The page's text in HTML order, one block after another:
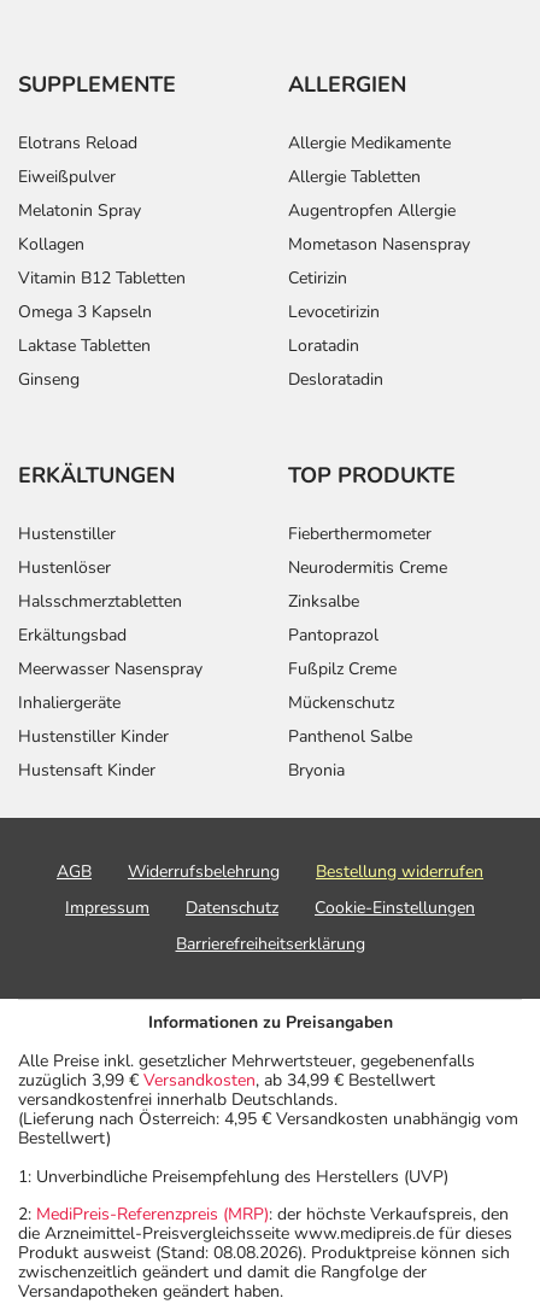
SUPPLEMENTE
Elotrans Reload
Eiweißpulver
Melatonin Spray
Kollagen
Vitamin B12 Tabletten
Omega 3 Kapseln
Laktase Tabletten
Ginseng
ALLERGIEN
Allergie Medikamente
Allergie Tabletten
Augentropfen Allergie
Mometason Nasenspray
Cetirizin
Levocetirizin
Loratadin
Desloratadin
ERKÄLTUNGEN
Hustenstiller
Hustenlöser
Halsschmerztabletten
Erkältungsbad
Meerwasser Nasenspray
Inhaliergeräte
Hustenstiller Kinder
Hustensaft Kinder
TOP PRODUKTE
Fieberthermometer
Neurodermitis Creme
Zinksalbe
Pantoprazol
Fußpilz Creme
Mückenschutz
Panthenol Salbe
Bryonia
AGB Widerrufsbelehrung
Bestellung widerrufen
Impressum
Datenschutz
Cookie-Einstellungen
Barrierefreiheitserklärung
Informationen zu Preisangaben
Alle Preise inkl. gesetzlicher Mehrwertsteuer, gegebenenfalls
zuzüglich 3,99 € Versandkosten, ab 34,99 € Bestellwert
versandkostenfrei innerhalb Deutschlands.
(Lieferung nach Österreich: 4,95 € Versandkosten unabhängig vom
Bestellwert)
1: Unverbindliche Preisempfehlung des Herstellers (UVP)
2: MediPreis-Referenzpreis (MRP): der höchste Verkaufspreis, den
die Arzneimittel-Preisvergleichsseite www.medipreis.de für dieses
Produkt ausweist (Stand: 08.08.2026). Produktpreise können sich
zwischenzeitlich geändert und damit die Rangfolge der
Versandapotheken geändert haben.